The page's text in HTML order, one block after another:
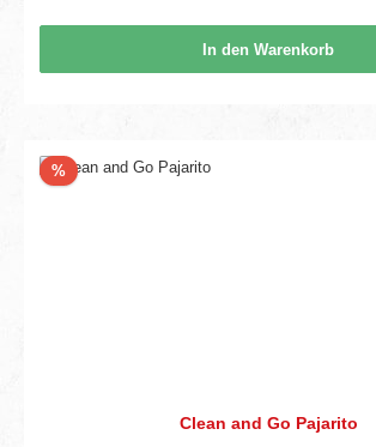
In den Warenkorb
%Rabatt
Clean and Go Pajarito